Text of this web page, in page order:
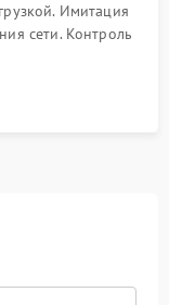
Имитация
сети. Контроль
режима и